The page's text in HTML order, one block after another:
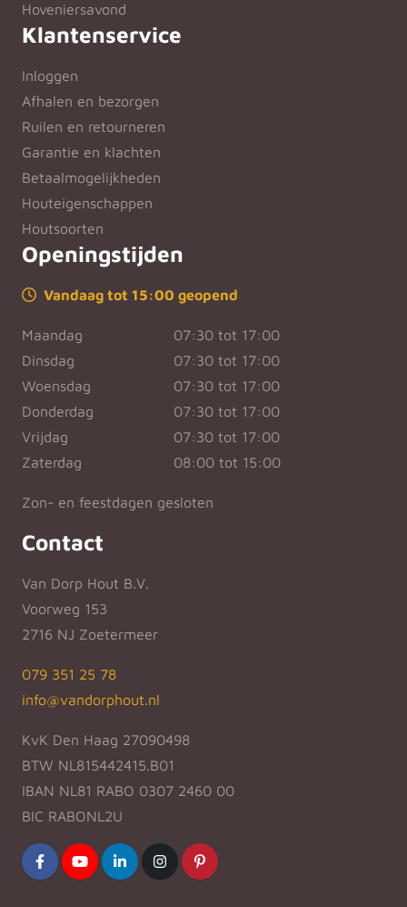
Hoveniersavond
Klantenservice
Inloggen
Afhalen en bezorgen
Ruilen en retourneren
Garantie en klachten
Betaalmogelijkheden
Houteigenschappen
Houtsoorten
Openingstijden
Vandaag tot 15:00 geopend
Maandag
07:30 tot 17:00
Dinsdag
07:30 tot 17:00
Woensdag
07:30 tot 17:00
Donderdag
07:30 tot 17:00
Vrijdag
07:30 tot 17:00
Zaterdag
08:00 tot 15:00
Zon- en feestdagen gesloten
Contact
Van Dorp Hout B.V.
Voorweg 153
2716 NJ Zoetermeer
079 351 25 78
info@vandorphout.nl
KvK Den Haag 27090498
BTW NL815442415.B01
IBAN NL81 RABO 0307 2460 00
BIC RABONL2U